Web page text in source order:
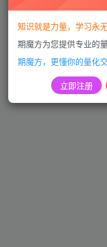
知识就是力量，学习永
期魔方为您提供专业的
期魔方，更懂你的量化
立即注册